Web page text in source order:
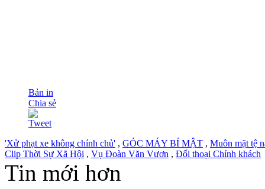
Bản in
Chia sẻ
Tweet
'Xử phạt xe không chính chủ' , GÓC MÁY BÍ MẬT , Muôn mặt tệ
Clip Thời Sự Xã Hội , Vụ Đoàn Văn Vươn , Đối thoại Chính khách
Tin mới hơn